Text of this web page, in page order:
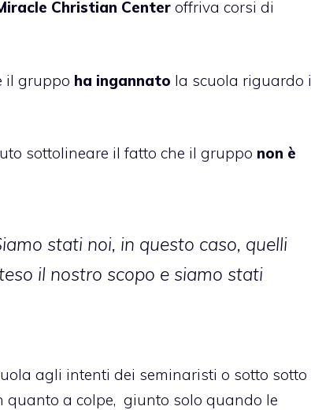
Christian Center offriva corsi di
il gruppo ha ingannato la scuola riguardo i
sottolineare il fatto che il gruppo non è
stati noi, in questo caso, quelli
il nostro scopo e siamo stati
agli intenti dei seminaristi o sotto sotto
quanto a colpe, giunto solo quando le